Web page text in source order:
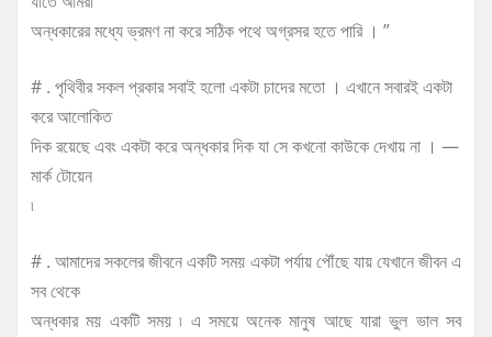
অন্ধকারের মধ্যে ভ্রমণ না করে সঠিক পথে অগ্রসর হতে পারি । ”
# . পৃথিবীর সকল প্রকার সবাই হলো একটা চাদের মতো । এখানে সবারই একটা
করে আলোকিত
দিক রয়েছে এবং একটা করে অন্ধকার দিক যা সে কখনো কাউকে দেখায় না । —
মার্ক টোয়েন
৷
# . আমাদের সকলের জীবনে একটি সময় একটা পর্যায় পৌঁছে যায় যেখানে জীবন এ
সব থেকে
অন্ধকার ময় একটি সময় ৷ এ সময়ে অনেক মানুষ আছে যারা ভুল ভাল সব